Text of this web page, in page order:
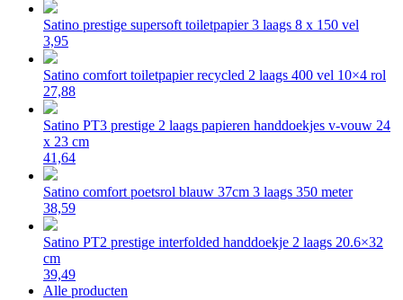
Satino prestige supersoft toiletpapier 3 laags 8 x 150 vel
3,95
Satino comfort toiletpapier recycled 2 laags 400 vel 10×4 rol
27,88
Satino PT3 prestige 2 laags papieren handdoekjes v-vouw 24
x 23 cm
41,64
Satino comfort poetsrol blauw 37cm 3 laags 350 meter
38,59
Satino PT2 prestige interfolded handdoekje 2 laags 20.6×32
cm
39,49
Alle producten